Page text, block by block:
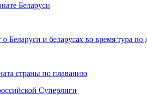
Беларуси
Беларуси и беларусах во время тура по
страны по плаванию
Суперлиги